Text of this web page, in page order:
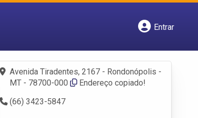
Entrar
Avenida Tiradentes, 2167 - Rondonópolis -
MT - 78700-000
Endereço copiado!
(66) 3423-5847